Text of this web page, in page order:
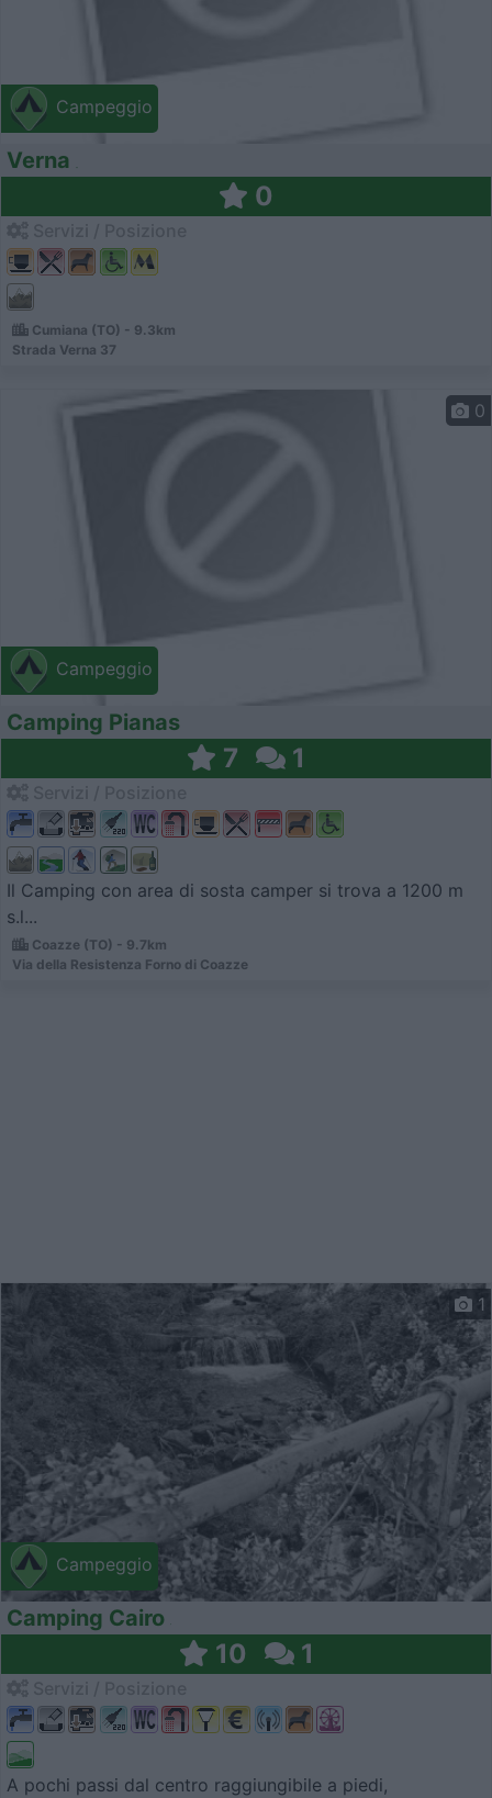
Campeggio
Verna
0
Cumiana (TO) - 9.3km
Strada Verna 37
Campeggio
0
Camping Pianas
7 1
Il Camping con area di sosta camper si trova a 1200 m
s.l...
Coazze (TO) - 9.7km
Via della Resistenza Forno di Coazze
Campeggio
1
Camping Cairo
10 1
A pochi passi dal centro raggiungibile a piedi,